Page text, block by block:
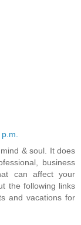
& soul. It does
business
can affect your
the following links
and vacations for